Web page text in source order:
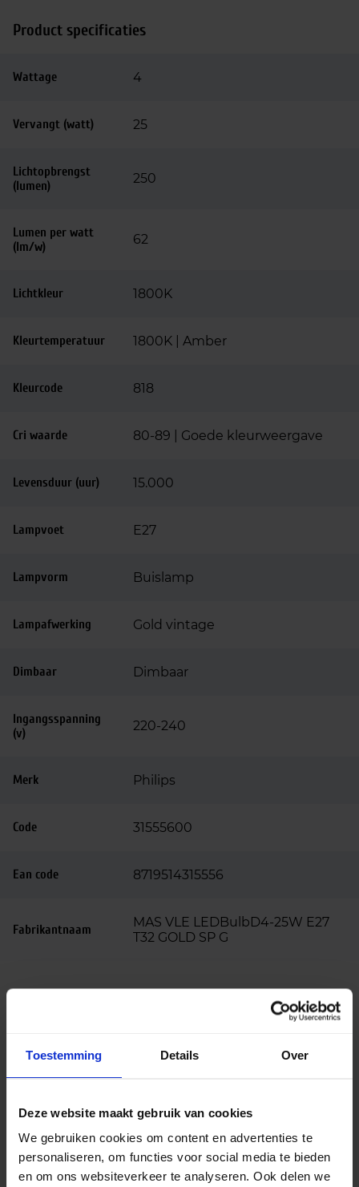
Toestemming Details Over
Deze website maakt gebruik van cookies
We gebruiken cookies om content en advertenties te
personaliseren, om functies voor social media te bieden
en om ons websiteverkeer te analyseren. Ook delen we
Product specificaties
Wattage 4
Vervangt (watt) 25
Lichtopbrengst
(lumen)
250
Lumen per watt
(lm/w)
62
Lichtkleur 1800K
Kleurtemperatuur 1800K | Amber
Kleurcode 818
Cri waarde 80-89 | Goede kleurweergave
Levensduur (uur) 15.000
Lampvoet E27
Lampvorm Buislamp
Lampafwerking Gold vintage
Dimbaar Dimbaar
Ingangsspanning
(v)
220-240
Merk Philips
Code 31555600
Ean code 8719514315556
Fabrikantnaam
MAS VLE LEDBulbD4-25W E27
T32 GOLD SP G
E27 T32 glas | dimbaar – vervangt 25W
De Philips Master VLE LED bulb 4W gold vintage
Value LED serie, ontworpen als stijlvolle en
energiezuinige vervanger van traditionele 25W
gloeilampen. Deze dimbare LED-lamp combineert
vintage esthetiek met moderne LED-efficiëntie